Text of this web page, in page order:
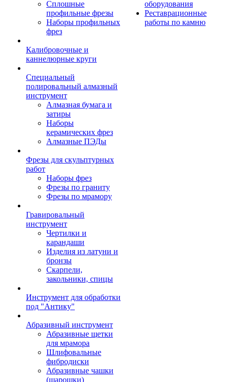
Сплошные
профильные фрезы
Наборы профильных
фрез
Калибровочные и
каннелюрные круги
Специальный
полировальный алмазный
инструмент
Алмазная бумага и
затиры
Наборы
керамических фрез
Алмазные ПЭДы
Фрезы для скульптурных
работ
Наборы фрез
Фрезы по граниту
Фрезы по мрамору
Гравировальный
инструмент
Чертилки и
карандаши
Изделия из латуни и
бронзы
Скарпели,
закольники, спицы
Инструмент для обработки
под "Антику"
Абразивный инструмент
Абразивные щетки
для мрамора
Шлифовальные
фибродиски
Абразивные чашки
(шарошки)
оборудования
Реставрационные
работы по камню